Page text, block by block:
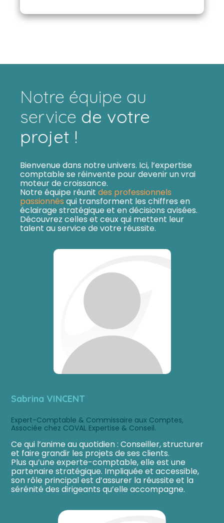
Notre équipe au
service de votre
projet !
Bienvenue dans notre univers. Ici, l’expertise
comptable se réinvente pour devenir un vrai
moteur de croissance.
Notre équipe réunit des professionnels
passionnés qui transforment les chiffres en
éclairage stratégique et en décisions avisées.
Découvrez celles et ceux qui mettent leur
talent au service de votre réussite.
Sabrina VINCENT
Expert-Comptable & Commissaire aux Comptes,
Associée chez COVAL Expertise & Conseil.
Ce qui l’anime au quotidien : Conseiller, structurer
et faire grandir les projets de ses clients.
Plus qu’une experte-comptable, elle est une
partenaire stratégique. Impliquée et accessible,
son rôle principal est d’assurer la réussite et la
sérénité des dirigeants qu’elle accompagne.